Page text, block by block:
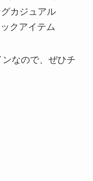
カジュアル
クアイテム
なので、ぜひチ